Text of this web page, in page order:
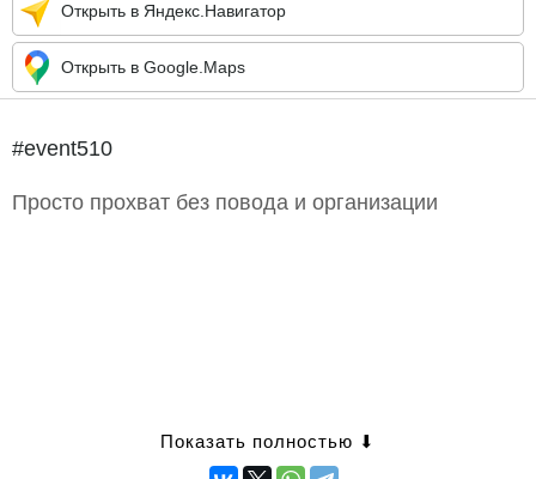
Открыть в Яндекс.Навигатор
Открыть в Google.Maps
#event510
Просто прохват без повода и организации